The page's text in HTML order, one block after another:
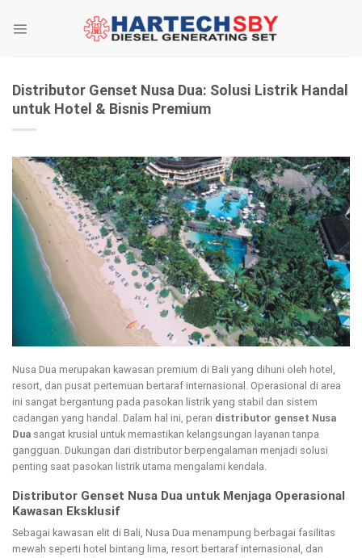
Distributor Genset Nusa Dua: Solusi Listrik Handal
untuk Hotel & Bisnis Premium
Nusa Dua merupakan kawasan premium di Bali yang dihuni oleh hotel,
resort, dan pusat pertemuan bertaraf internasional. Operasional di area
ini sangat bergantung pada pasokan listrik yang stabil dan sistem
cadangan yang handal. Dalam hal ini, peran distributor genset Nusa
Dua sangat krusial untuk memastikan kelangsungan layanan tanpa
gangguan. Dukungan dari distributor berpengalaman menjadi solusi
penting saat pasokan listrik utama mengalami kendala.
Distributor Genset Nusa Dua untuk Menjaga Operasional
Kawasan Eksklusif
Sebagai kawasan elit di Bali, Nusa Dua menampung berbagai fasilitas
mewah seperti hotel bintang lima, resort bertaraf internasional, dan